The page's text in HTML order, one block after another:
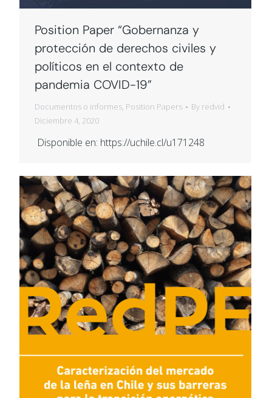
Position Paper “Gobernanza y
protección de derechos civiles y
políticos en el contexto de
pandemia COVID-19”
Documentos o informes, Position Papers By redvid
Diciembre 4, 2020
Disponible en: https://uchile.cl/u171248